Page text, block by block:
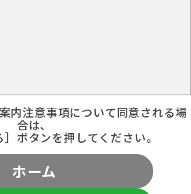
内注意事項について同意される場
合は、
ボタンを押してください。
ホーム